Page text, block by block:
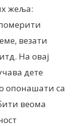
жеља:
везати
На овај
дете
опонашати са
веома